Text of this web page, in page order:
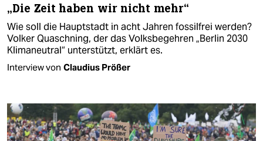
„Die Zeit haben wir nicht mehr“
Wie soll die Hauptstadt in acht Jahren fossilfrei werden?
Volker Quaschning, der das Volksbegehren „Berlin 2030
Klimaneutral“ unterstützt, erklärt es.
Interview von Claudius Prößer